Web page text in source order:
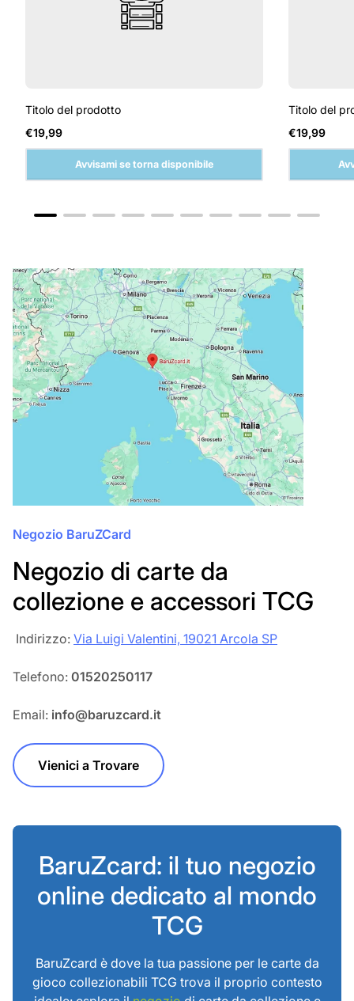
Titolo del prodotto
Prezzo
normale
€19,99
Avvisami se torna disponibile
Titolo del
Prezzo
normale
€19,99
Negozio BaruZCard
Negozio di carte da
collezione e accessori TCG
‎‎ Indirizzo: Via Luigi Valentini, 19021 Arcola SP
Telefono: 01520250117
Email: info@baruzcard.it
Vienici a Trovare
BaruZcard: il tuo negozio
online dedicato al mondo
TCG
BaruZcard è dove la tua passione per le carte da
gioco collezionabili TCG trova il proprio contesto